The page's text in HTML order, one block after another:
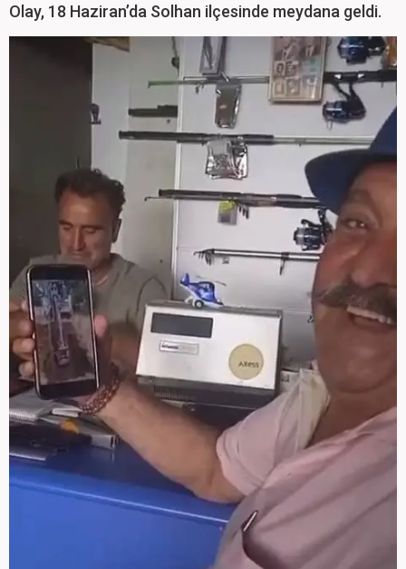
Olay, 18 Haziran’da Solhan ilçesinde meydana geldi.